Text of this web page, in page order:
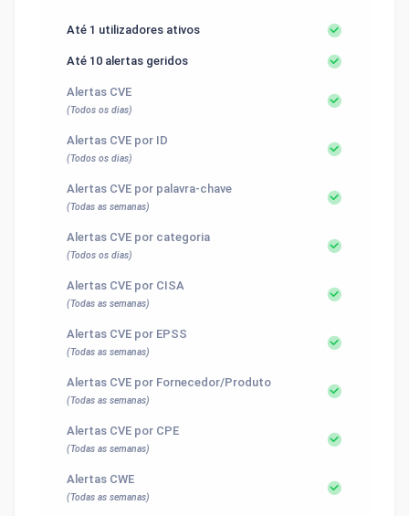
Até 1 utilizadores ativos
Até 10 alertas geridos
Alertas CVE
(Todos os dias)
Alertas CVE por ID
(Todos os dias)
Alertas CVE por palavra-chave
(Todas as semanas)
Alertas CVE por categoria
(Todos os dias)
Alertas CVE por CISA
(Todas as semanas)
Alertas CVE por EPSS
(Todas as semanas)
Alertas CVE por Fornecedor/Produto
(Todas as semanas)
Alertas CVE por CPE
(Todas as semanas)
Alertas CWE
(Todas as semanas)